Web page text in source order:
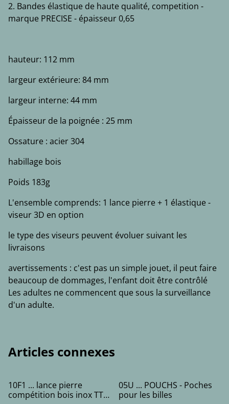
2. Bandes élastique de haute qualité, competition -
marque PRECISE - épaisseur 0,65
hauteur: 112 mm
largeur extérieure: 84 mm
largeur interne: 44 mm
Épaisseur de la poignée : 25 mm
Ossature : acier 304
habillage bois
Poids 183g
L'ensemble comprends: 1 lance pierre + 1 élastique -
viseur 3D en option
le type des viseurs peuvent évoluer suivant les
livraisons
avertissements : c'est pas un simple jouet, il peut faire
beaucoup de dommages, l'enfant doit être contrôlé
Les adultes ne commencent que sous la surveillance
d'un adulte.
Articles connexes
10F1 ... lance pierre
compétition bois inox TTF
05U ... POUCHS - Poches
pour les billes